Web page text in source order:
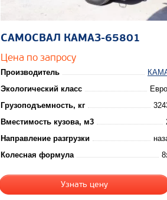
САМОСВАЛ КАМАЗ-65801
Цена по запросу
Производитель
Экологический класс
Грузоподъемность, кг
Вместимость кузова, м3
Направление разгрузки
Колесная формула
Узнать цену